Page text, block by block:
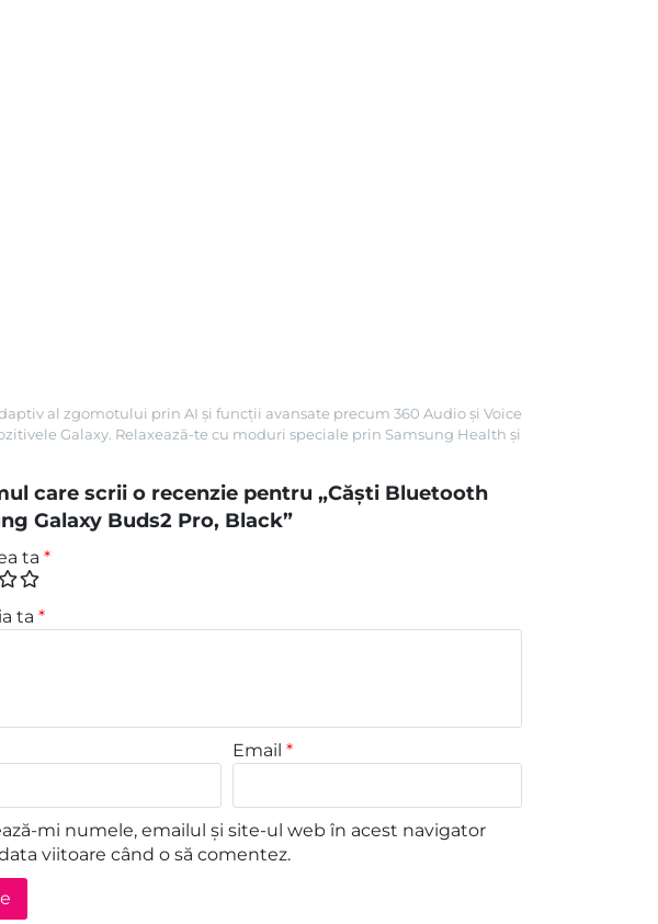
al zgomotului prin AI și funcții avansate precum 360 Audio și Voice
Galaxy. Relaxează-te cu moduri speciale prin Samsung Health și
care scrii o recenzie pentru „Căști Bluetooth
Galaxy Buds2 Pro, Black”
ta *
ta *
Email*
mi numele, emailul și site-ul web în acest navigator
viitoare când o să comentez.